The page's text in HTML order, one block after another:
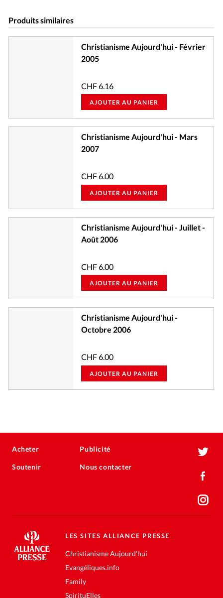
Produits similaires
Christianisme Aujourd'hui - Février
2005
CHF6.16
AJOUTER AU PANIER
Christianisme Aujourd'hui - Mars
2007
CHF6.00
AJOUTER AU PANIER
Christianisme Aujourd'hui - Juillet -
Août 2006
CHF6.00
AJOUTER AU PANIER
Christianisme Aujourd'hui -
Octobre 2006
CHF6.00
AJOUTER AU PANIER
Acheter
Soutenir
Publicité
Nous contacter
LES SITES ALLIANCE PRESSE
Christianisme Aujourd'hui
Evangéliques.info
Family
SpirituElles